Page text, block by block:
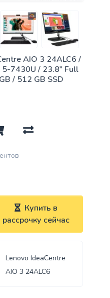
AIO 3 24ALC6 /
7430U / 23.8" Full
/ 512 GB SSD
Купить в
рассрочку сейчас
Lenovo IdeaCentre
AIO 3 24ALC6